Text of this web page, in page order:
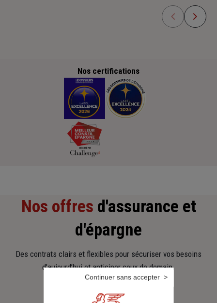
Nos certifications
Nos offres d'assurance et
d'épargne
Des contrats clairs et flexibles pour sécuriser vos besoins
d’aujourd’hui et anticiper ceux de demain.
Continuer sans accepter